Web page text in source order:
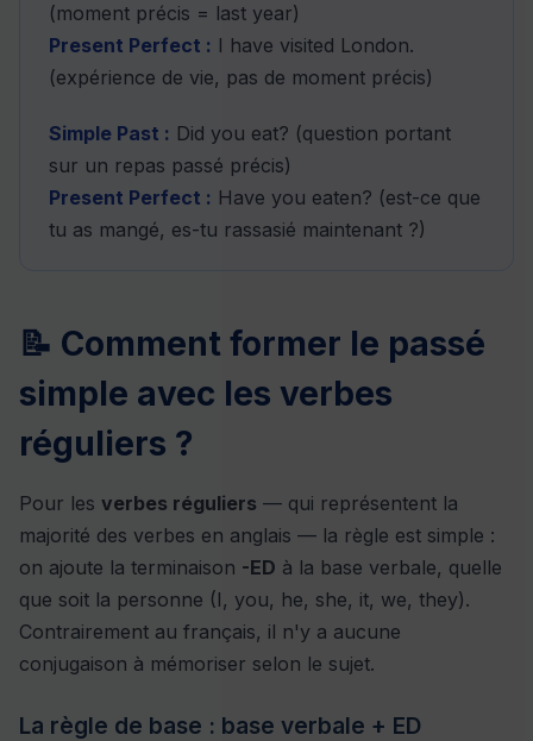
(moment précis = last year)
Present Perfect : I have visited London.
(expérience de vie, pas de moment précis)
Simple Past : Did you eat? (question portant
sur un repas passé précis)
Present Perfect : Have you eaten? (est-ce que
tu as mangé, es-tu rassasié maintenant ?)
📝 Comment former le passé
simple avec les verbes
réguliers ?
Pour les verbes réguliers — qui représentent la
majorité des verbes en anglais — la règle est simple :
on ajoute la terminaison -ED à la base verbale, quelle
que soit la personne (I, you, he, she, it, we, they).
Contrairement au français, il n'y a aucune
conjugaison à mémoriser selon le sujet.
La règle de base : base verbale + ED